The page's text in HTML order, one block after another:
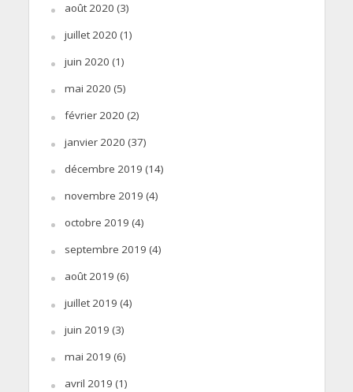
août 2020 (3)
juillet 2020 (1)
juin 2020 (1)
mai 2020 (5)
février 2020 (2)
janvier 2020 (37)
décembre 2019 (14)
novembre 2019 (4)
octobre 2019 (4)
septembre 2019 (4)
août 2019 (6)
juillet 2019 (4)
juin 2019 (3)
mai 2019 (6)
avril 2019 (1)